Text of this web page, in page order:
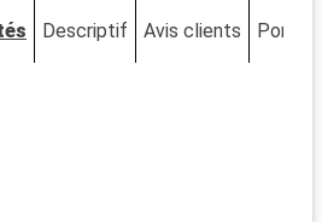
qui vous plongera dans un décor de
par la richesse de la faune
privilégié pour les plongeurs.
Descriptif Avis clients Ponts